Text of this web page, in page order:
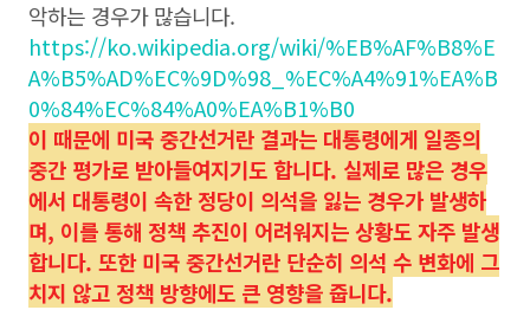
악하는 경우가 많습니다.
https://ko.wikipedia.org/wiki/%EB%AF%B8%E
A%B5%AD%EC%9D%98_%EC%A4%91%EA%B
0%84%EC%84%A0%EA%B1%B0
이 때문에 미국 중간선거란 결과는 대통령에게 일종의
중간 평가로 받아들여지기도 합니다. 실제로 많은 경우
에서 대통령이 속한 정당이 의석을 잃는 경우가 발생하
며, 이를 통해 정책 추진이 어려워지는 상황도 자주 발생
합니다. 또한 미국 중간선거란 단순히 의석 수 변화에 그
치지 않고 정책 방향에도 큰 영향을 줍니다.